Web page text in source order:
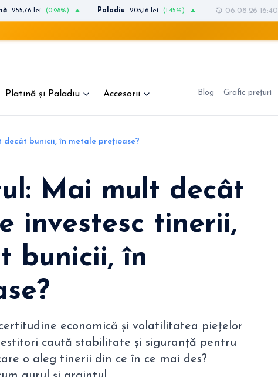
255,76 lei (0.98%) Paladiu 203,16 lei (1.45%) 06.08.26 16:40
Platină și Paladiu Accesorii Blog Grafic prețuri
bunicii, în metale prețioase?
Mai mult decât
investesc tinerii,
bunicii, în
economică și volatilitatea piețelor
caută stabilitate și siguranță pentru
o aleg tinerii din ce în ce mai des?